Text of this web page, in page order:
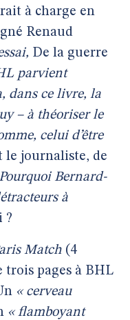
à charge en
Renaud
De la guerre
parvient
dans ce livre, la
– à théoriser le
celui d’être
le journaliste, de
Bernard-
à
?
Match (4
trois pages à BHL
« cerveau
« flamboyant